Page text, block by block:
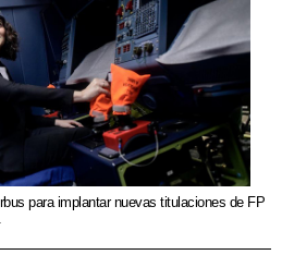
para implantar nuevas titulaciones de FP